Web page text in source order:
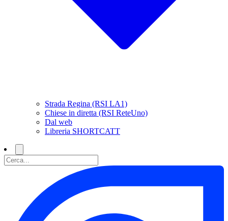
Strada Regina (RSI LA1)
Chiese in diretta (RSI ReteUno)
Dal web
Libreria SHORTCATT